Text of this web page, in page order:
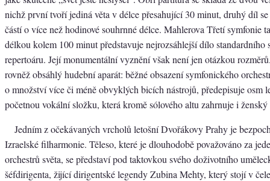
nichž první tvoří jediná věta v délce přesahující 30 minut, druhý díl
částí o více než hodinové souhrnné délce. Mahlerova Třetí symfonie
délkou kolem 100 minut představuje nejrozsáhlejší dílo standardního
repertoáru. Její monumentální vyznění však není jen otázkou
rovněž obsáhlý hudební aparát: běžné obsazení symfonického
o množství více či méně obvyklých bicích nástrojů, předepisuje osm
početnou vokální složku, která kromě sólového altu zahrnuje i ženský
Jedním z očekávaných vrcholů letošní Dvořákovy Prahy je
Izraelské filharmonie. Těleso, které je dlouhodobě považováno za
orchestrů světa, se představí pod taktovkou svého doživotního
šéfdirigenta, žijící dirigentské legendy Zubina Mehty, který stojí v